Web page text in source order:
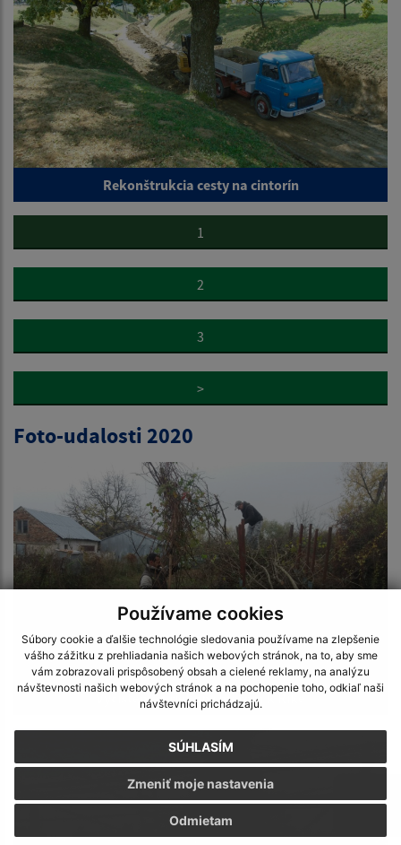
Používame cookies
Súbory cookie a ďalšie technológie sledovania používame na zlepšenie
vášho zážitku z prehliadania našich webových stránok, na to, aby sme
vám zobrazovali prispôsobený obsah a cielené reklamy, na analýzu
návštevnosti našich webových stránok a na pochopenie toho, odkiaľ naši
návštevníci prichádzajú.
SÚHLASÍM
Odmietam
Zmeniť moje nastavenia
Rekonštrukcia cesty na cintorín
1
2
3
>
Foto-udalosti 2020
Vyčistenie priekop smerom k Rike